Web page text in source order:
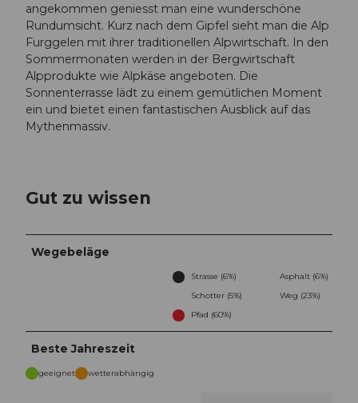
angekommen geniesst man eine wunderschöne
Rundumsicht. Kurz nach dem Gipfel sieht man die Alp
Furggelen mit ihrer traditionellen Alpwirtschaft. In den
Sommermonaten werden in der Bergwirtschaft
Alpprodukte wie Alpkäse angeboten. Die
Sonnenterrasse lädt zu einem gemütlichen Moment
ein und bietet einen fantastischen Ausblick auf das
Mythenmassiv.
Gut zu wissen
Wegebeläge
Strasse (6%)
Asphalt (6%)
Schotter (5%)
Weg (23%)
Pfad (60%)
Beste Jahreszeit
geeignet wetterabhängig